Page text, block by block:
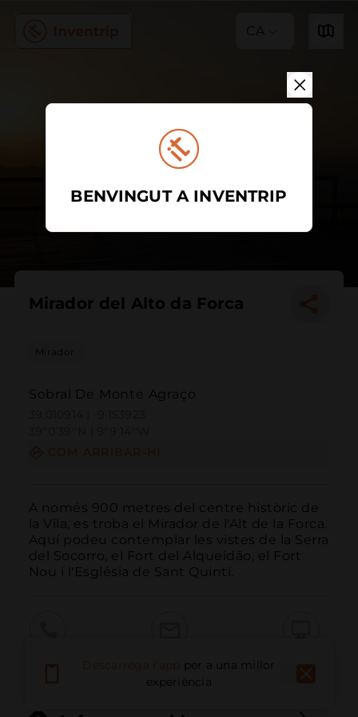
CA
Mirador del Alto da Forca
Mirador
Sobral De Monte Agraço
A només 900 metres del centre històric de
la Vila, es troba el Mirador de l'Alt de la Forca.
Aquí podeu contemplar les vistes de la Serra
del Socorro, el Fort del Alqueidão, el Fort
Nou i l'Església de Sant Quintí.
Emailper a una millor
experiència
BENVINGUT A INVENTRIP